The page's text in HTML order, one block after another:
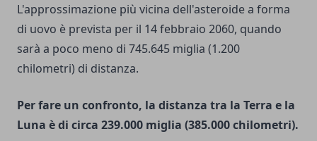
L'approssimazione più vicina dell'asteroide a forma
di uovo è prevista per il 14 febbraio 2060, quando
sarà a poco meno di 745.645 miglia (1.200
chilometri) di distanza.
Per fare un confronto, la distanza tra la Terra e la
Luna è di circa 239.000 miglia (385.000 chilometri).